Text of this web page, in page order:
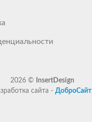
2026 ©
InsertDesign
сайта - ДоброСайт